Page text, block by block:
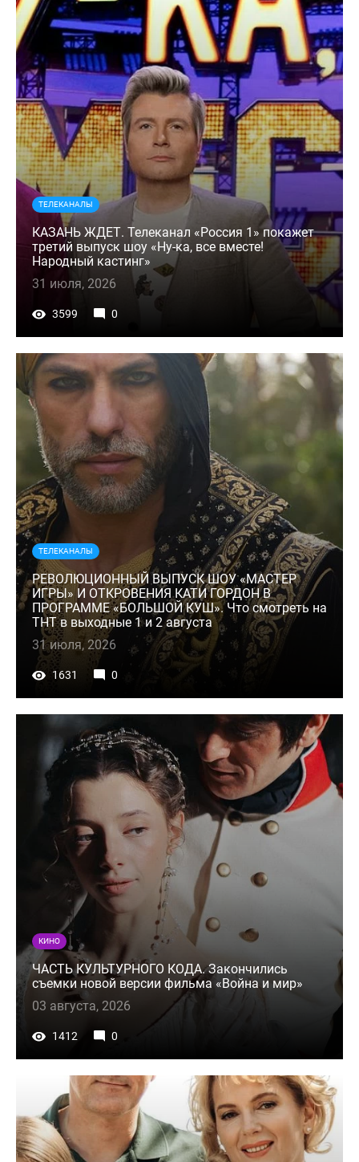
ТЕЛЕКАНАЛЫ
КАЗАНЬ ЖДЕТ. Телеканал «Россия 1» покажет
третий выпуск шоу «Ну-ка, все вместе!
Народный кастинг»
31 июля, 2026
3599 0
ТЕЛЕКАНАЛЫ
РЕВОЛЮЦИОННЫЙ ВЫПУСК ШОУ «МАСТЕР
ИГРЫ» И ОТКРОВЕНИЯ КАТИ ГОРДОН В
ПРОГРАММЕ «БОЛЬШОЙ КУШ». Что смотреть на
ТНТ в выходные 1 и 2 августа
31 июля, 2026
1631 0
КИНО
ЧАСТЬ КУЛЬТУРНОГО КОДА. Закончились
съемки новой версии фильма «Война и мир»
03 августа, 2026
1412 0